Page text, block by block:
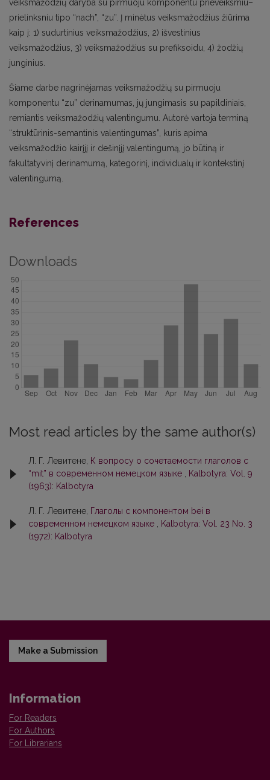
veiksmažodžių daryba su pirmuoju komponentu prieveiksmiu–
prielinksniu tipo “nach”, “zu”. Į minėtus veiksmažodžius žiūrima
kaip į: 1) sudurtinius veiksmažodžius, 2) išvestinius
veiksmažodžius, 3) veiksmažodžius su prefiksoidu, 4) žodžių
junginius.
Šiame darbe nagrinėjamas veiksmažodžių su pirmuoju
komponentu “zu” derinamumas, jų jungimasis su papildiniais,
remiantis veiksmažodžių valentingumu. Autorė vartoja terminą
“struktūrinis-semantinis valentingumas”, kuris apima
veiksmažodžio kairįjį ir dešinįjį valentingumą, jo būtiną ir
fakultatyvinį derinamumą, kategorinį, individualų ir kontekstinį
valentingumą.
References
Downloads
Most read articles by the same author(s)
Л. Г. Левитене, К вопросу о сочетаемости глаголов с
“mit” в современном немецком языке
Kalbotyra: Vol. 9
(1963): Kalbotyra
Л. Г. Левитене, Глаголы с компонентом bei в
современном немецком языке
Kalbotyra: Vol. 23 No. 3
(1972): Kalbotyra
Make a Submission
Information
For Readers
For Authors
For Librarians